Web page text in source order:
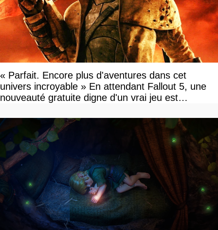
« Parfait. Encore plus d'aventures dans cet
univers incroyable » En attendant Fallout 5, une
nouveauté gratuite digne d'un vrai jeu est